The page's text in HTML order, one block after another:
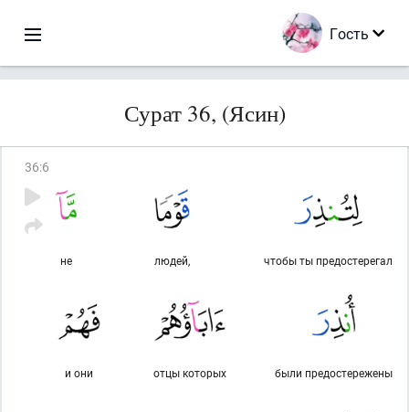
Гость
Сурат 36, (Ясин)
36:6
чтобы ты предостерегал
людей,
не
были предостережены
отцы которых
и они